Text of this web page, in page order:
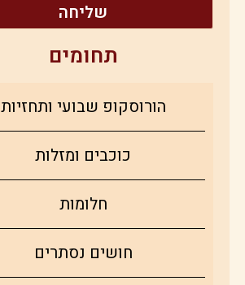
שליחה
תחומים
הורוסקופ שבועי ותחזיות
כוכבים ומזלות
חלומות
חושים נסתרים